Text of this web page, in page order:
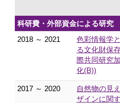
科研費・外部資金による研究
2018 ～ 2021
色彩情報学
る文化財保
際共同研究
化(B))
2017 ～ 2020
自然物の見
ザインに関